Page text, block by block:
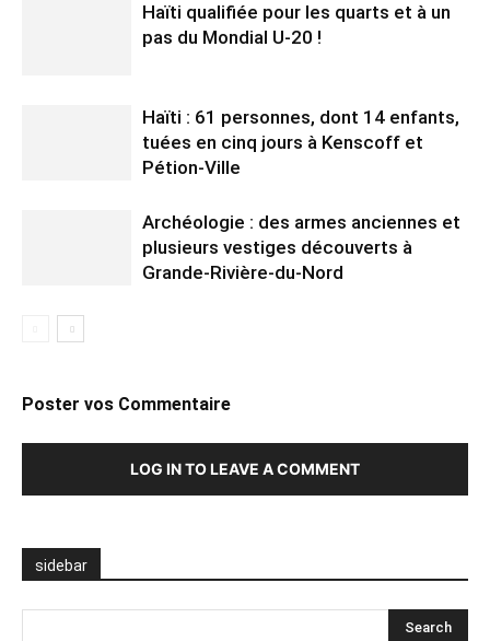
Haïti qualifiée pour les quarts et à un
pas du Mondial U-20 !
Haïti : 61 personnes, dont 14 enfants,
tuées en cinq jours à Kenscoff et
Pétion-Ville
Archéologie : des armes anciennes et
plusieurs vestiges découverts à
Grande-Rivière-du-Nord
Poster vos Commentaire
LOG IN TO LEAVE A COMMENT
sidebar